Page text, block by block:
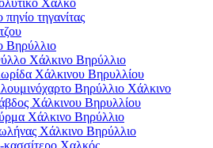
Χαλκό
τηγανίτας
Βηρύλλιο
Χάλκινο Βηρύλλιο
Χάλκινου Βηρυλλίου
Βηρύλλιο Χάλκινο
Χάλκινου Βηρυλλίου
Χάλκινο Βηρύλλιο
Χάλκινο Βηρύλλιο
κασσίτερο Χαλκός